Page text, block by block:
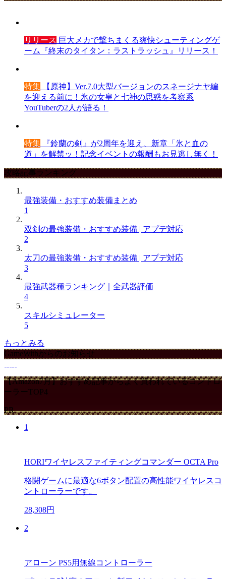
リリース 巨大メカで撃ちまくる爽快シューティングゲ
ーム『終末のタイタン：ラストラッシュ』リリース！
特集 【原神】Ver.7.0大型バージョンのスネージナヤ編
を迎える前に！氷の女皇と七神の思惑を考察系
YouTuberの2人が語る！
特集 『鈴蘭の剣』が2周年を迎え、新章「氷と血の
道」を解禁ッ！記念イベントの報酬もお見逃し無く！
攻略記事ランキング
最強装備・おすすめ装備まとめ
1
双剣の最強装備・おすすめ装備 | アプデ対応
2
太刀の最強装備・おすすめ装備 | アプデ対応
3
最強武器種ランキング｜全武器評価
4
スキルシミュレーター
5
もっとみる
GameWithからのお知らせ
【Amazon7月】おすすめ記事からよく買われているコントロ
ーラーTOP4
PR
1
HORIワイヤレスファイティングコマンダー OCTA Pro
格闘ゲームに最適な6ボタン配置の高性能ワイヤレスコ
ントローラーです。
28,308円
2
アローン PS5用無線コントローラー